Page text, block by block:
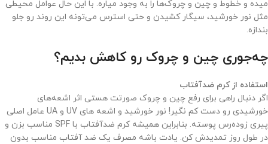
میده و خطوط و چین و چروک‌ها را به وجود میاره. با این حال عوامل محیطی
مثل نور خورشید، سیگار کشیدن و حتی استرس می‌تونه این روند رو جلو
بندازه.
چه‌جوری چین و چروک رو کاهش بدیم؟
استفاده از کرم ضدآفتاب
اگر دنبال راهی برای رفع چین و چروک صورتت هستی اثر اشعه‌های
خورشیدی رو دست کم نگیر! نور خورشید و اشعه های UV و UA عامل اصلی
پیری زوده‌رس پوسته. بنابراین همیشه کرم ضدآفتاب با SPF مناسب بزن و
در طول روز تمدیدش کن. یادت باشه مصرف یک ضد آفتاب مناسب بدون